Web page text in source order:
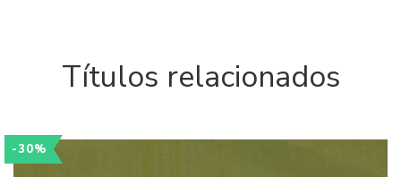
Títulos relacionados
-30%